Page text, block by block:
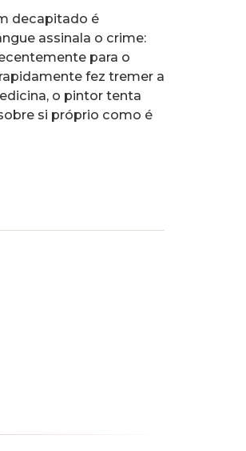
decapitado é
assinala o crime:
para o
fez tremer a
o pintor tenta
si próprio como é